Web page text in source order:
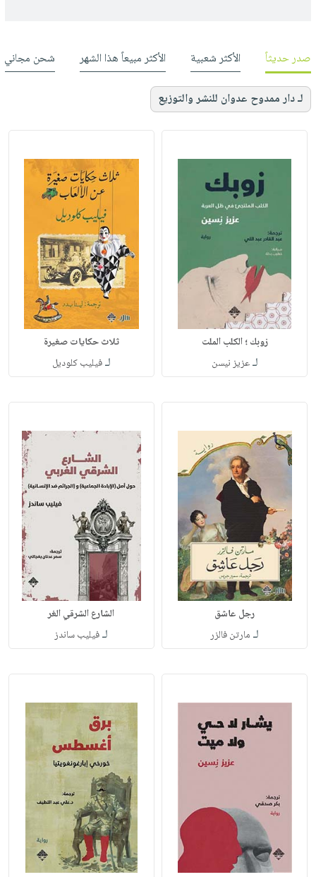
صدر حديثاً الأكثر شعبية الأكثر مبيعاً هذا الشهر شحن مجاني
لـ دار ممدوح عدوان للنشر والتوزيع
زوبك ؛ الكلب الملت
لـعزيز نيسن
ثلاث حكايات صغيرة
لـفيليب كلوديل
رجل عاشق
لـ مارتن فالزر
الشارع الشرقي الغر
لـفيليب ساندز